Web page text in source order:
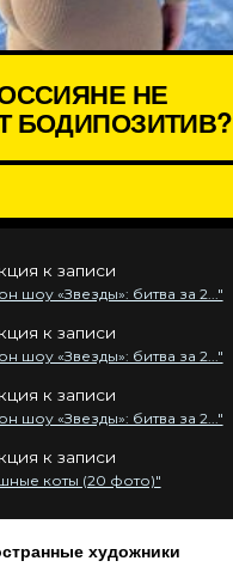
НЕ
БОДИПОЗИТИВ?
к записи
шоу «Звезды»: битва за 2..."
к записи
шоу «Звезды»: битва за 2..."
к записи
шоу «Звезды»: битва за 2..."
к записи
коты (20 фото)"
художники